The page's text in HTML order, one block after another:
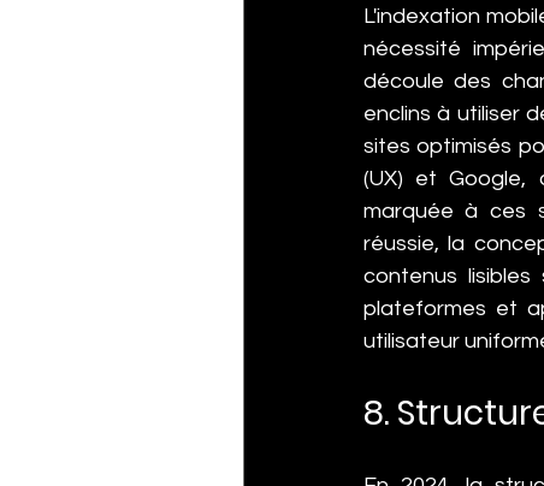
L'indexation
nécessité
découle des
enclins à utiliser
sites optimisés
(UX) et Google,
marquée à ces
réussie, la
contenus
plateformes et
utilisateur
8.